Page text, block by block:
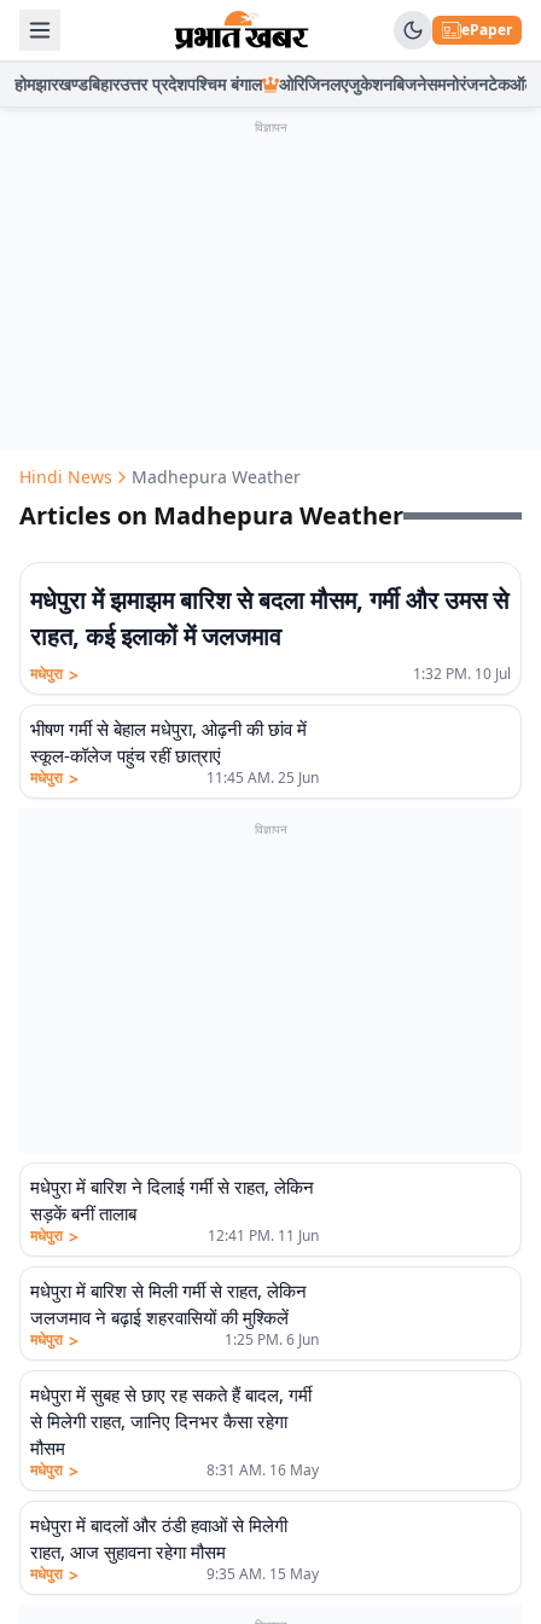
ePaper
होमझारखण्डबिहारउत्तर प्रदेशपश्चिम बंगाल ओरिजिनलएजुकेशनबिजनेसमनोरंजनटेकऑटो
विज्ञापन
Hindi News Madhepura Weather
Articles on Madhepura Weather
मधेपुरा में झमाझम बारिश से बदला मौसम, गर्मी और उमस से
राहत, कई इलाकों में जलजमाव
मधेपुरा > 1:32 PM. 10 Jul
भीषण गर्मी से बेहाल मधेपुरा, ओढ़नी की छांव में
स्कूल-कॉलेज पहुंच रहीं छात्राएं
मधेपुरा > 11:45 AM. 25 Jun
विज्ञापन
मधेपुरा में बारिश ने दिलाई गर्मी से राहत, लेकिन
सड़कें बनीं तालाब
मधेपुरा > 12:41 PM. 11 Jun
मधेपुरा में बारिश से मिली गर्मी से राहत, लेकिन
जलजमाव ने बढ़ाई शहरवासियों की मुश्किलें
मधेपुरा > 1:25 PM. 6 Jun
मधेपुरा में सुबह से छाए रह सकते हैं बादल, गर्मी
से मिलेगी राहत, जानिए दिनभर कैसा रहेगा
मौसम
मधेपुरा > 8:31 AM. 16 May
मधेपुरा में बादलों और ठंडी हवाओं से मिलेगी
राहत, आज सुहावना रहेगा मौसम
मधेपुरा > 9:35 AM. 15 May